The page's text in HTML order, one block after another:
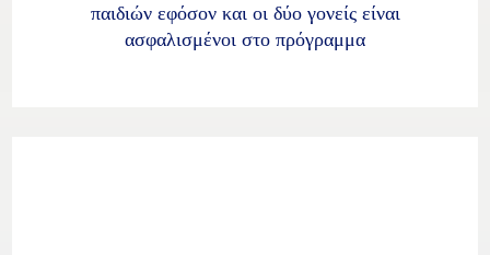
παιδιών εφόσον και οι δύο γονείς είναι
ασφαλισμένοι στο πρόγραμμα